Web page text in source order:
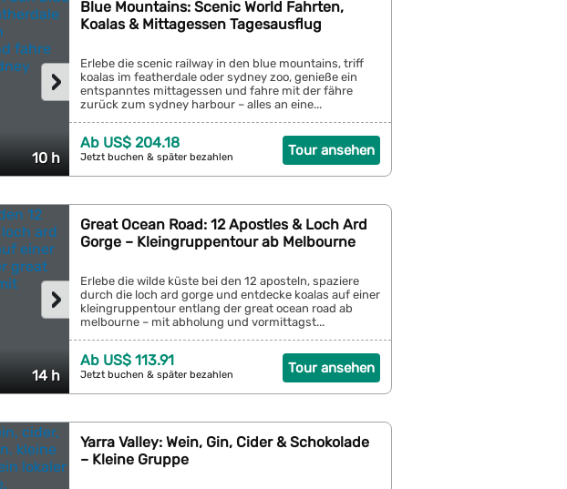
10 h
›
Blue Mountains: Scenic World Fahrten,
Koalas & Mittagessen Tagesausflug
Erlebe die scenic railway in den blue mountains, triff
koalas im featherdale oder sydney zoo, genieße ein
entspanntes mittagessen und fahre mit der fähre
zurück zum sydney harbour – alles an eine...
Tour ansehen
Ab US$ 204.18
Jetzt buchen & später bezahlen
14 h
›
Great Ocean Road: 12 Apostles & Loch Ard
Gorge – Kleingruppentour ab Melbourne
Erlebe die wilde küste bei den 12 aposteln, spaziere
durch die loch ard gorge und entdecke koalas auf einer
kleingruppentour entlang der great ocean road ab
melbourne – mit abholung und vormittagst...
Tour ansehen
Ab US$ 113.91
Jetzt buchen & später bezahlen
Yarra Valley: Wein, Gin, Cider & Schokolade
– Kleine Gruppe